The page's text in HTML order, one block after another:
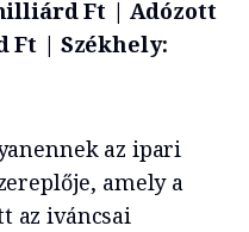
Ft | Adózott
Ft | Székhely:
az ipari
amely a
az iváncsai